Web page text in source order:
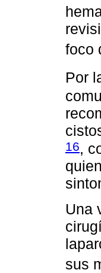
foco
Por
16,
Una
sus